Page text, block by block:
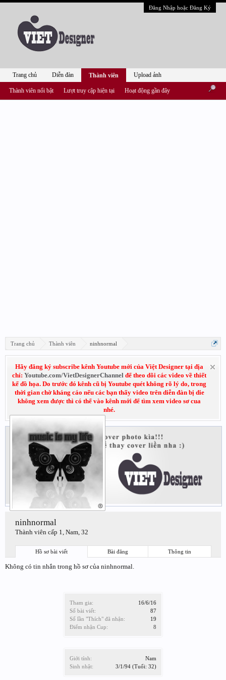
Đăng Nhập hoặc Đăng Ký
Trang chủ Thành viên ninhnormal
Hãy đăng ký subscribe kênh Youtube mới của Việt Designer tại địa
chỉ: Youtube.com/VietDesignerChannel để theo dõi các video về thiết
kế đồ họa. Do trước đó kênh cũ bị Youtube quét không rõ lý do, trong
thời gian chờ kháng cáo nếu các bạn thấy video trên diễn đàn bị die
không xem được thì có thể vào kênh mới để tìm xem video sơ cua
nhé.
Tham gia:
16/6/16
Số bài viết:
87
Số lần "Thích" đã nhận:
19
Điểm nhận Cup:
8
Giới tính:
Nam
Sinh nhật:
3/1/94 (Tuổi: 32)
ninhnormal
Thành viên cấp 1, Nam, 32
Hồ sơ bài viết Bài đăng Thông tin
Không có tin nhắn trong hồ sơ của ninhnormal.
Trang chủ Diễn đàn Thành viên
Thành viên nổi bật Lượt truy cập hiện tại Hoạt động gần đây
Upload ảnh